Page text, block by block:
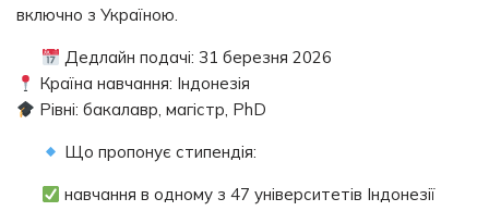
включно з Україною.
Дедлайн подачі: 31 березня 2026
Країна навчання: Індонезія
Рівні: бакалавр, магістр, PhD
Що пропонує стипендія:
навчання в одному з 47 університетів Індонезії